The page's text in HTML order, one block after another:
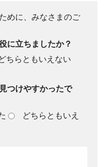
めに、みなさまのご
に立ちましたか？
ちらともいえない
つけやすかったで
どちらともいえ